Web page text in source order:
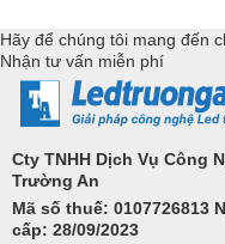
Hãy để chúng tôi mang đến
Nhận tư vấn miễn phí
Cty TNHH Dịch Vụ Công
Trường An
Mã số thuế: 0107726813
cấp: 28/09/2023